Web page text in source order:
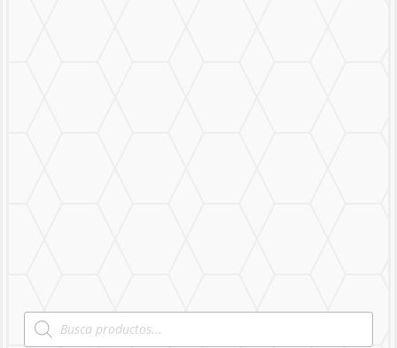
Products
search